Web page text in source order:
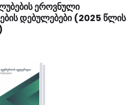
ᲔᲠᲝᲕᲜᲣᲚᲘ
ᲓᲔᲑᲣᲚᲔᲑᲔᲑᲘ (2025 ᲬᲚᲘᲡ